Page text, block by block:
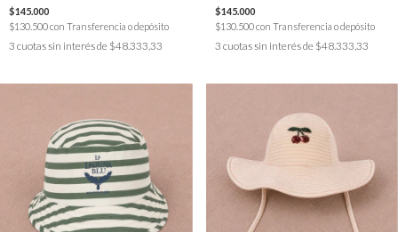
$145.000
$130.500con Transferencia o depósito
3 cuotas sin interés de $48.333,33
$145.000
$130.500con Transferencia o depósito
3 cuotas sin interés de $48.333,33